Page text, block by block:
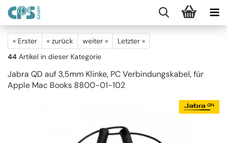
« Erster « zurück weiter »
Letzter »
44 Artikel in dieser Kategorie
Jabra QD auf 3,5mm Klinke, PC Verbindungskabel, für
Apple Mac Books 8800-01-102